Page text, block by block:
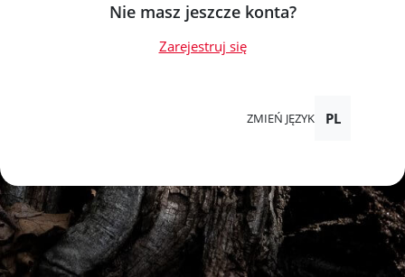
Nie masz jeszcze konta?
Zarejestruj się
ZMIEŃ JĘZYK PL